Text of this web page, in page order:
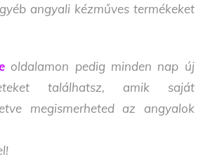
angyali kézműves termékeket
oldalamon pedig minden nap új
találhatsz, amik saját
megismerheted az angyalok